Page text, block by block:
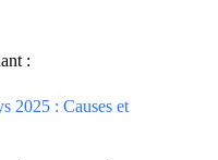
:
2025 : Causes et